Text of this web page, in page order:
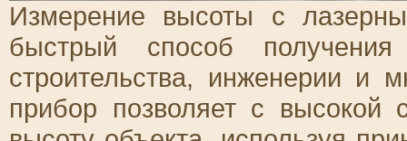
Измерение высоты с
быстрый способ
строительства, инженерии и
прибор позволяет с высокой